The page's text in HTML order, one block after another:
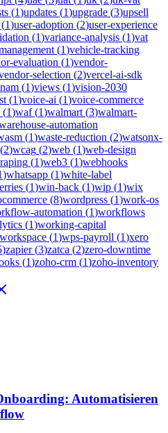
(1)updates (1)upgrade (3)upsell
(1)user-adoption (2)user-experience
(1)variance-analysis (1)vat
(1)vehicle-tracking
evaluation (1)vendor-
selection (2)vercel-ai-sdk
(1)views (1)vision-2030
(1)voice-ai (1)voice-commerce
(1)waf(1)walmart (3)walmart-
automation
(1)waste-reduction (2)watsonx-
2)wcag (2)web (1)web-design
(1)web3 (1)webhooks
)whatsapp (1)white-label
(1)win-back (1)wip (1)wix
(8)wordpress (1)work-os
automation (1)workflows
(1)working-capital
workspace (1)wps-payroll (1)xero
)zapier(3)zatca (2)zero-downtime
(1)zoho-crm (1)zoho-inventory
Automatisieren